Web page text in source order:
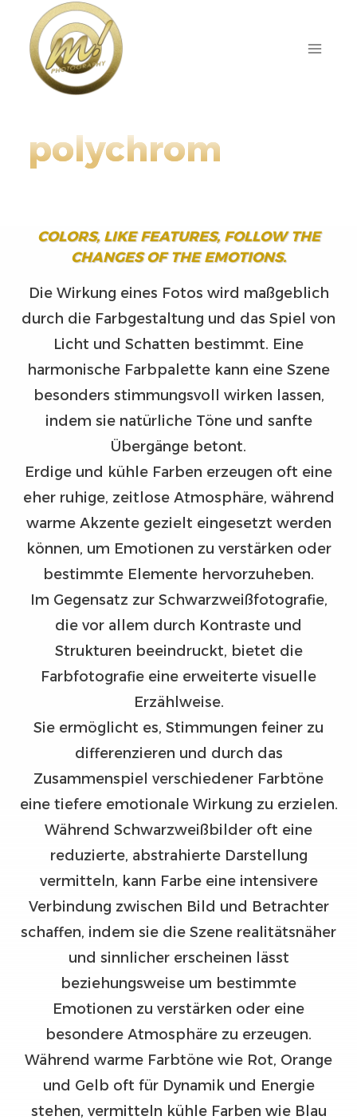
Inhalt
springen
polychrom
COLORS, LIKE FEATURES, FOLLOW THE
CHANGES OF THE EMOTIONS.
Die Wirkung eines Fotos wird maßgeblich
durch die Farbgestaltung und das Spiel von
Licht und Schatten bestimmt. Eine
harmonische Farbpalette kann eine Szene
besonders stimmungsvoll wirken lassen,
indem sie natürliche Töne und sanfte
Übergänge betont.
Erdige und kühle Farben erzeugen oft eine
eher ruhige, zeitlose Atmosphäre, während
warme Akzente gezielt eingesetzt werden
können, um Emotionen zu verstärken oder
bestimmte Elemente hervorzuheben.
Im Gegensatz zur Schwarzweißfotografie,
die vor allem durch Kontraste und
Strukturen beeindruckt, bietet die
Farbfotografie eine erweiterte visuelle
Erzählweise.
Sie ermöglicht es, Stimmungen feiner zu
differenzieren und durch das
Zusammenspiel verschiedener Farbtöne
eine tiefere emotionale Wirkung zu erzielen.
Während Schwarzweißbilder oft eine
reduzierte, abstrahierte Darstellung
vermitteln, kann Farbe eine intensivere
Verbindung zwischen Bild und Betrachter
schaffen, indem sie die Szene realitätsnäher
und sinnlicher erscheinen lässt
beziehungsweise um bestimmte
Emotionen zu verstärken oder eine
besondere Atmosphäre zu erzeugen.
Während warme Farbtöne wie Rot, Orange
und Gelb oft für Dynamik und Energie
stehen, vermitteln kühle Farben wie Blau